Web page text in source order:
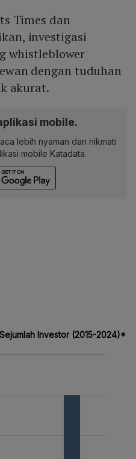
Times dan
investigasi
whistleblower
dengan tuduhan
akurat.
mobile.
lebih nyaman dan nikmati
mobile Katadata.